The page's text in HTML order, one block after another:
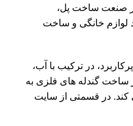
صنعت ساخت پل،
لوازم خانگی و ساخت
در ترکیب با آب،
ساخت گندله های فلزی به
در قسمتی ا ز سایت